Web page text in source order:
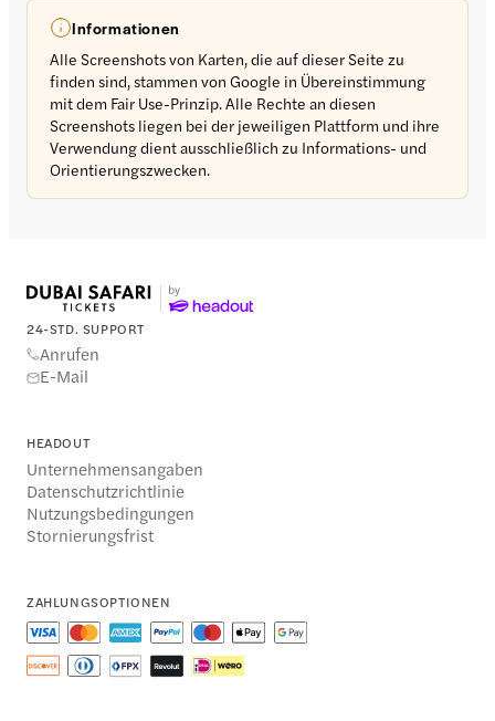
Informationen
Alle Screenshots von Karten, die auf dieser Seite zu
finden sind, stammen von Google in Übereinstimmung
mit dem Fair Use-Prinzip. Alle Rechte an diesen
Screenshots liegen bei der jeweiligen Plattform und ihre
Verwendung dient ausschließlich zu Informations- und
Orientierungszwecken.
24-STD. SUPPORT
Anrufen
E-Mail
HEADOUT
Unternehmensangaben
Datenschutzrichtlinie
Nutzungsbedingungen
Stornierungsfrist
ZAHLUNGSOPTIONEN